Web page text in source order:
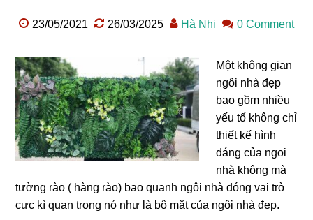
23/05/2021 26/03/2025 Hà Nhi 0 Comment
Một không gian
ngôi nhà đẹp
bao gồm nhiều
yếu tố không chỉ
thiết kế hình
dáng của ngoi
nhà không mà
tường rào ( hàng rào) bao quanh ngôi nhà đóng vai trò
cực kì quan trọng nó như là bộ mặt của ngôi nhà đẹp.